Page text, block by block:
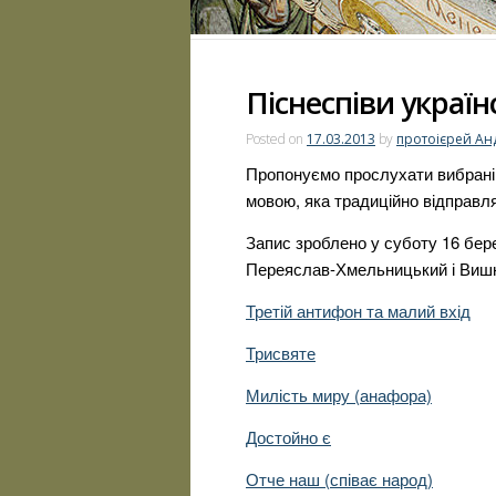
Піснеспіви
Posted on 17.03.2013 by протоієрей
Пропонуємо прослухати вибрані
мовою, яка традиційно
Запис зроблено у суботу 16
Переяслав-Хмельницький і
Третій антифон та малий вхід
Трисвяте
Милість миру (анафора)
Достойно є
Отче наш (співає народ)